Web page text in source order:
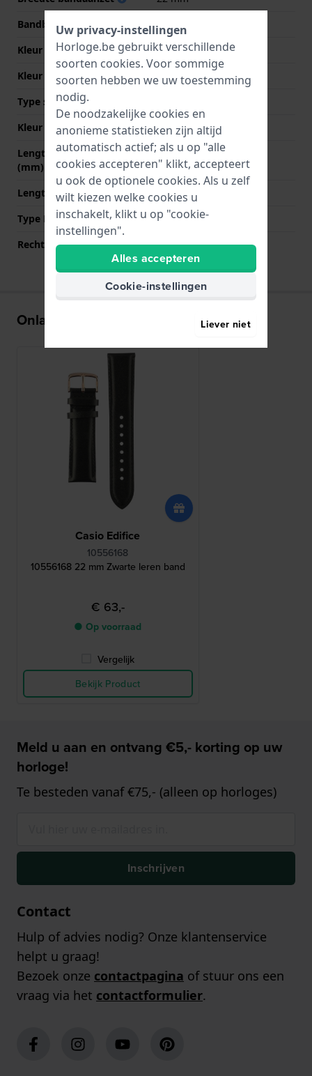
Bandbreedte bij sluiting
20 mm
Kleur Band
Zwart
Kleur stiksel
Zwart
Type sluiting
Kleur sluiting
Roségoud
Lengte band op 12 uur
(mm)
75 mm
Lengte band op 6 uur (mm) 125 mm
Type Bevestiging
Bandpennen
Rechte aanzet
Nee
Onlangs bekeken
Casio Edifice
10556168
10556168 22 mm Zwarte leren band
€ 63,-
● Op voorraad
Vergelijk
Bekijk Product
Meld u aan en ontvang €5,- korting op uw
horloge!
Te besteden vanaf €75,- (alleen op horloges)
Inschrijven
Contact
Hulp of advies nodig? Onze klantenservice
helpt u graag!
Bezoek onze contactpagina of stuur ons een
vraag via het contactformulier.
Uw privacy-instellingen
Horloge.be gebruikt verschillende
soorten cookies. Voor sommige
soorten hebben we uw toestemming
nodig.
De noodzakelijke cookies en
anonieme statistieken zijn altijd
automatisch actief; als u op "alle
cookies accepteren" klikt, accepteert
u ook de optionele cookies. Als u zelf
wilt kiezen welke cookies u
inschakelt, klikt u op "cookie-
instellingen".
Alles accepteren
Cookie-instellingen
Liever niet